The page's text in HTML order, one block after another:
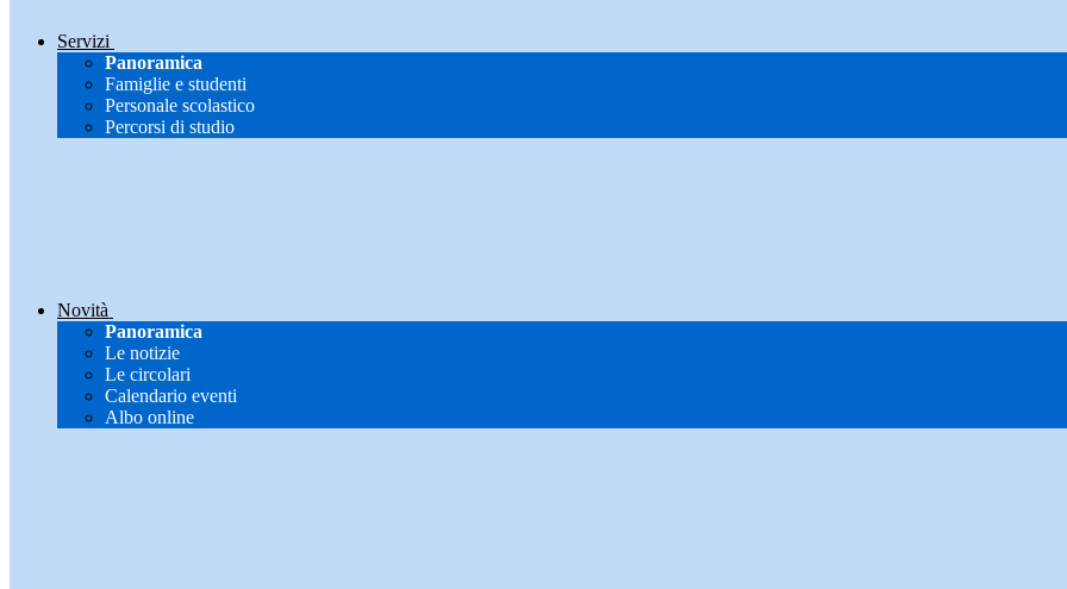
Servizi
Panoramica
Famiglie e studenti
Personale scolastico
Percorsi di studio
Novità
Panoramica
Le notizie
Le circolari
Calendario eventi
Albo online